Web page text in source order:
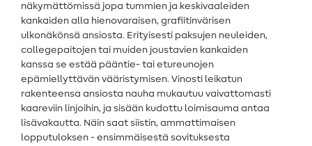
näkymättömissä jopa tummien ja keskivaaleiden
kankaiden alla hienovaraisen, grafiitinvärisen
ulkonäkönsä ansiosta. Erityisesti paksujen neuleiden,
collegepaitojen tai muiden joustavien kankaiden
kanssa se estää pääntie- tai etureunojen
epämiellyttävän vääristymisen. Vinosti leikatun
rakenteensa ansiosta nauha mukautuu vaivattomasti
kaareviin linjoihin, ja sisään kudottu loimisauma antaa
lisävakautta. Näin saat siistin, ammattimaisen
lopputuloksen - ensimmäisestä sovituksesta